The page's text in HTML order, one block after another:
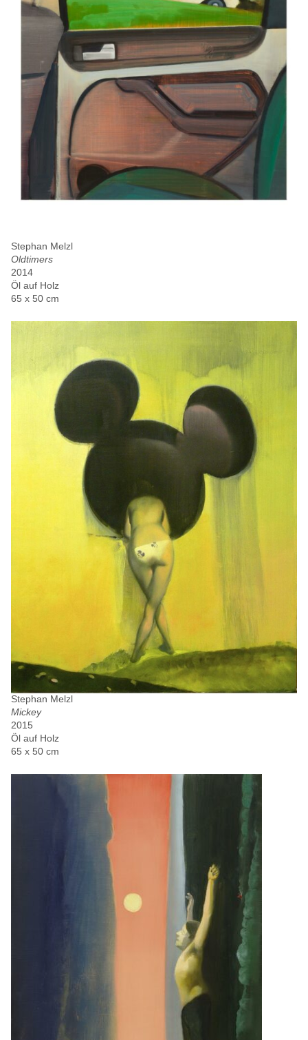
Stephan Melzl
Oldtimers
2014
Öl auf Holz
65 x 50 cm
Stephan Melzl
Mickey
2015
Öl auf Holz
65 x 50 cm